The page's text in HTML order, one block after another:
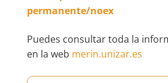
permanente/noex
Puedes consultar toda la
en la web merin.unizar.es